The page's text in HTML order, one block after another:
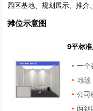
园区基地、规划展示、推介
摊位示意图
9平标
一个
地毯
公司
两到